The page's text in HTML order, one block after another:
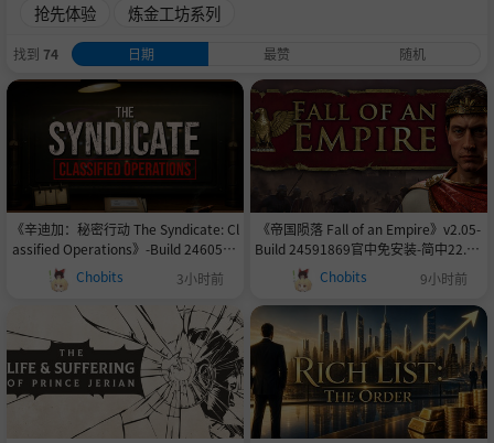
抢先体验
炼金工坊系列
找到 74 日期 最赞 随机
《辛迪加：秘密行动 The Syndicate: Cl
assified Operations》-Build 2460544
3官中免安装-简中1.2GB
Chobits 3小时前
《帝国陨落 Fall of an Empire》v2.05-
Build 24591869官中免安装-简中22.0G
Chobits 9小时前